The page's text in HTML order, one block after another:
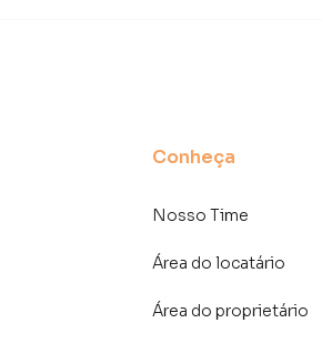
Conheça
Nosso Time
Área do locatário
Área do proprietário